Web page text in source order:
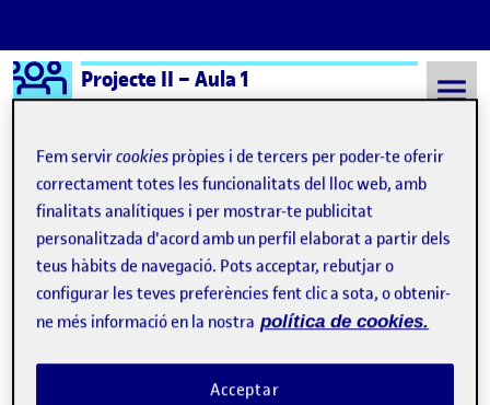
Saltar al contingut
Logo Ágora
Projecte II – Aula 1
Semestre 20231 - Aula 1 neurociencia con corbata
neurociencia con corbata
Travesía
Publicat per
Úrsula Bischofberger Valdes
Data de publicació13 gener, 2024 1:42 am
-comentariel Travesía
Fem servircookies pròpies i de tercers per poder-te oferir
correctament totes les funcionalitats del lloc web, amb
finalitats analítiques i per mostrar-te publicitat
personalitzada d'acord amb un perfil elaborat a partir dels
teus hàbits de navegació. Pots acceptar, rebutjar o
configurar les teves preferències fent clic a sota, o obtenir-
ne més informació en la nostra política de cookies.
Acceptar